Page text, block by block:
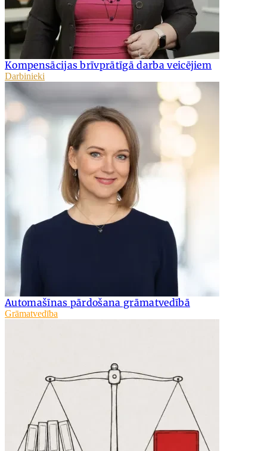
Kompensācijas brīvprātīgā darba veicējiem
Darbinieki
Automašīnas pārdošana grāmatvedībā
Grāmatvedība